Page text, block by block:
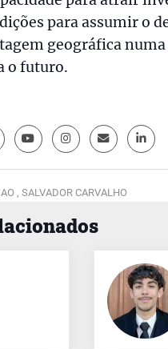
para assumir o
geográfica
o futuro.
, SALVADOR CARVALHO